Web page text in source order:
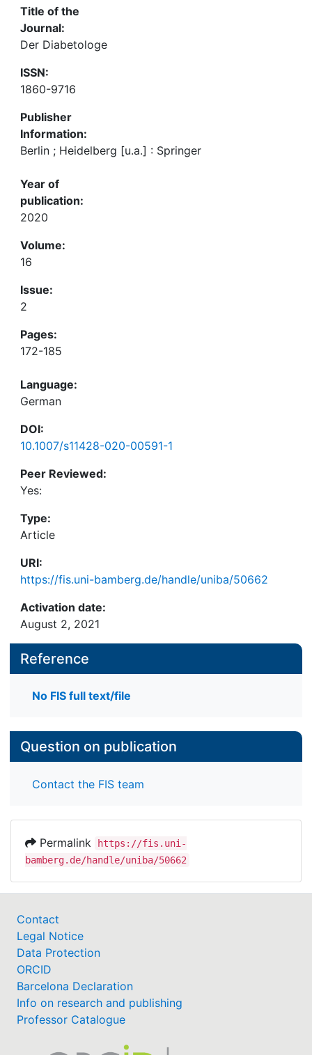
Title of the
Journal:
Der Diabetologe
ISSN:
1860-9716
Publisher
Information:
Berlin ; Heidelberg [u.a.] : Springer
Year of
publication:
2020
Volume:
16
Issue:
2
Pages:
172-185
Language:
German
DOI:
10.1007/s11428-020-00591-1
Peer Reviewed:
Yes:
Type:
Article
URI:
https://fis.uni-bamberg.de/handle/uniba/50662
Activation date:
August 2, 2021
Reference
No FIS full text/file
Question on publication
Contact the FIS team
Permalink
https://fis.uni-
bamberg.de/handle/uniba/50662
Contact
Legal Notice
Data Protection
ORCID
Barcelona Declaration
Info on research and publishing
Professor Catalogue